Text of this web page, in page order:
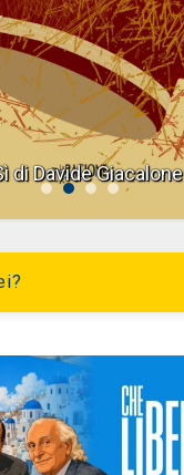
di Davide Giacalone